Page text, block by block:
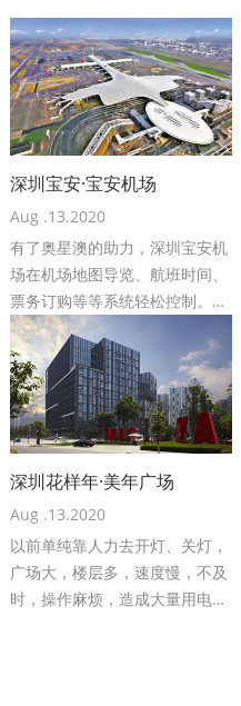
深圳宝安·宝安机场
Aug .13.2020
有了奥星澳的助力，深圳宝安机
场在机场地图导览、航班时间、
票务订购等等系统轻松控制。降
低了管理成本、人工成本，大大
提高了机场整体服务质量。
——宝安机场：李先生
深圳花样年·美年广场
Aug .13.2020
以前单纯靠人力去开灯、关灯，
广场大，楼层多，速度慢，不及
时，操作麻烦，造成大量用电浪